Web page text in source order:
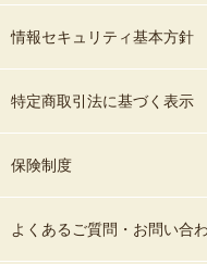
情報セキュリティ基本方針
特定商取引法に基づく表示
保険制度
よくあるご質問・お問い合